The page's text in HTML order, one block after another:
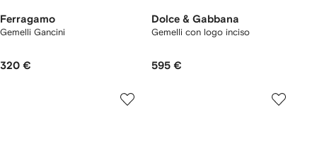
Ferragamo
Gemelli Gancini
320 €
Dolce & Gabbana
Gemelli con logo inciso
595 €